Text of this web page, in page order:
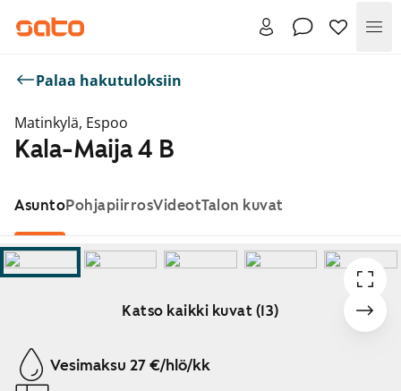
Palaa hakutuloksiin
Matinkylä, Espoo
Kala-Maija 4 B
AsuntoPohjapiirrosVideotTalon kuvat
Katso kaikki kuvat (13)
Näytetään dia 1 / 13
Vesimaksu 27 €/hlö/kk